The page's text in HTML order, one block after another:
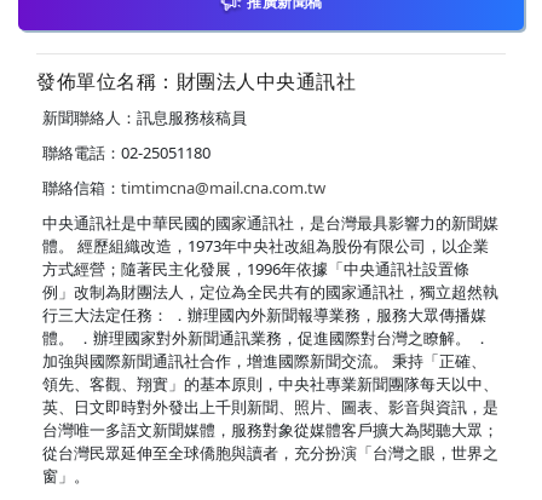
發佈單位名稱：財團法人中央通訊社
新聞聯絡人：訊息服務核稿員
聯絡電話：02-25051180
聯絡信箱： timtimcna@mail.cna.com.tw
中央通訊社是中華民國的國家通訊社，是台灣最具影響力的新聞媒
體。 經歷組織改造，1973年中央社改組為股份有限公司，以企業
方式經營；隨著民主化發展，1996年依據「中央通訊社設置條
例」改制為財團法人，定位為全民共有的國家通訊社，獨立超然執
行三大法定任務： ．辦理國內外新聞報導業務，服務大眾傳播媒
體。 ．辦理國家對外新聞通訊業務，促進國際對台灣之瞭解。 ．
加強與國際新聞通訊社合作，增進國際新聞交流。 秉持「正確、
領先、客觀、翔實」的基本原則，中央社專業新聞團隊每天以中、
英、日文即時對外發出上千則新聞、照片、圖表、影音與資訊，是
台灣唯一多語文新聞媒體，服務對象從媒體客戶擴大為閱聽大眾；
從台灣民眾延伸至全球僑胞與讀者，充分扮演「台灣之眼，世界之
窗」。